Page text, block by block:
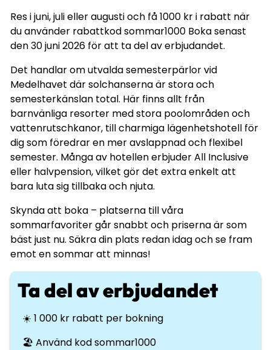
Res i juni, juli eller augusti och få 1000 kr i rabatt när
du använder rabattkod sommar1000 Boka senast
den 30 juni 2026 för att ta del av erbjudandet.
Det handlar om utvalda semesterpärlor vid
Medelhavet där solchanserna är stora och
semesterkänslan total. Här finns allt från
barnvänliga resorter med stora poolområden och
vattenrutschkanor, till charmiga lägenhetshotell för
dig som föredrar en mer avslappnad och flexibel
semester. Många av hotellen erbjuder All Inclusive
eller halvpension, vilket gör det extra enkelt att
bara luta sig tillbaka och njuta.
Skynda att boka – platserna till våra
sommarfavoriter går snabbt och priserna är som
bäst just nu. Säkra din plats redan idag och se fram
emot en sommar att minnas!
Ta del av erbjudandet
☀️ 1 000 kr rabatt per bokning
🏖️️ Använd kod sommar1000